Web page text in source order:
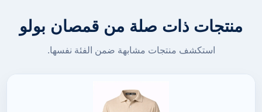
منتجات ذات صلة من قمصان بولو
استكشف منتجات مشابهة ضمن الفئة نفسها.